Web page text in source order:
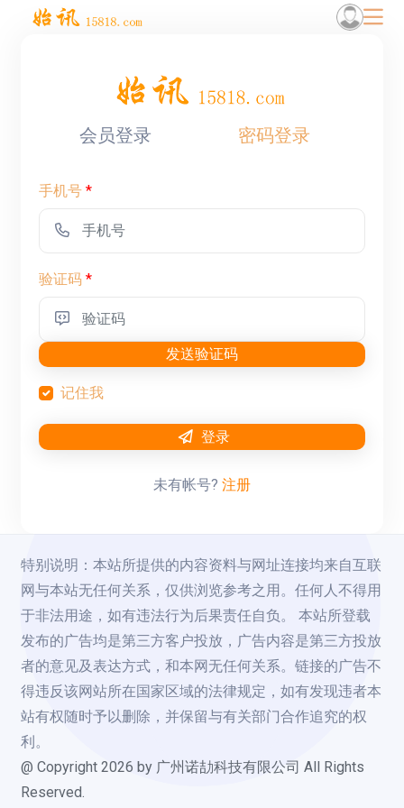
会员登录 密码登录
手机号*
验证码*
发送验证码
记住我
登录
未有帐号? 注册
特别说明：本站所提供的内容资料与网址连接均来自互联
网与本站无任何关系，仅供浏览参考之用。任何人不得用
于非法用途，如有违法行为后果责任自负。 本站所登载
发布的广告均是第三方客户投放，广告内容是第三方投放
者的意见及表达方式，和本网无任何关系。链接的广告不
得违反该网站所在国家区域的法律规定，如有发现违者本
站有权随时予以删除，并保留与有关部门合作追究的权
利。
@ Copyright2026 by 广州诺劼科技有限公司 All Rights
Reserved.